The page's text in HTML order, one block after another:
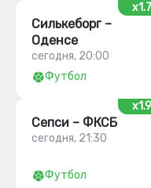
Силькеборг –
Оденсе
сегодня, 20:00
Футбол
Сепси – ФКСБ
сегодня, 21:30
Футбол